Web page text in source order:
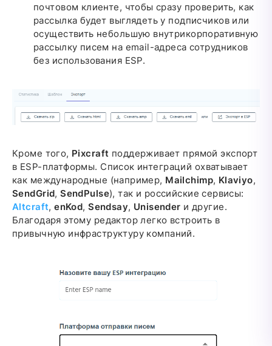
почтовом клиенте, чтобы сразу проверить, как
рассылка будет выглядеть у подписчиков или
осуществить небольшую внутрикорпоративную
рассылку писем на email-адреса сотрудников
без использования ESP.
Кроме того, Pixcraft поддерживает прямой экспорт
в ESP-платформы. Список интеграций охватывает
как международные (например, Mailchimp, Klaviyo,
SendGrid,SendPulse), так и российские сервисы:
Altcraft,enKod,Sendsay, Unisender и другие.
Благодаря этому редактор легко встроить в
привычную инфраструктуру компаний.